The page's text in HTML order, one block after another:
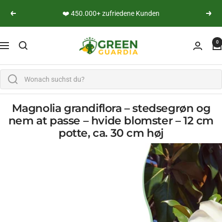
Vend tilbage
👨‍🔬 Persönliche Expertenberatung
Navigation
Green Guardia - Ihr Experte für Schädlinge und 0
Magnolia grandiflora – stedsegrøn og
nem at passe – hvide blomster – 12 cm
potte, ca. 30 cm høj